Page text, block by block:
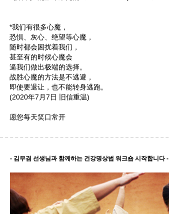
*我们有很多心魔，
恐惧、灰心、绝望等心魔，
随时都会困扰着我们，
甚至有的时候心魔会
逼我们做出极端的选择。
战胜心魔的方法是不逃避，
即使要退让，也不能转身逃跑。
(2020年7月7日 旧信重温)
愿您每天笑口常开
- 김무겸 선생님과 함께하는 건강명상법 워크숍 시작합니다 -